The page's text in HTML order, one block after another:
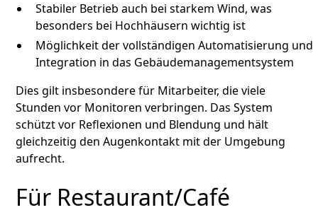
Stabiler Betrieb auch bei starkem Wind, was
besonders bei Hochhäusern wichtig ist
Möglichkeit der vollständigen Automatisierung und
Integration in das Gebäudemanagementsystem
Dies gilt insbesondere für Mitarbeiter, die viele
Stunden vor Monitoren verbringen. Das System
schützt vor Reflexionen und Blendung und hält
gleichzeitig den Augenkontakt mit der Umgebung
aufrecht.
Für Restaurant/Café